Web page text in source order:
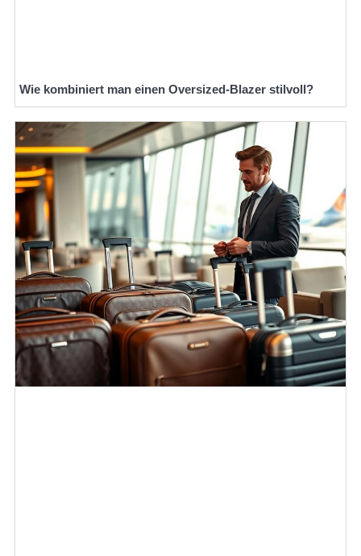
Wie kombiniert man einen Oversized-Blazer stilvoll?